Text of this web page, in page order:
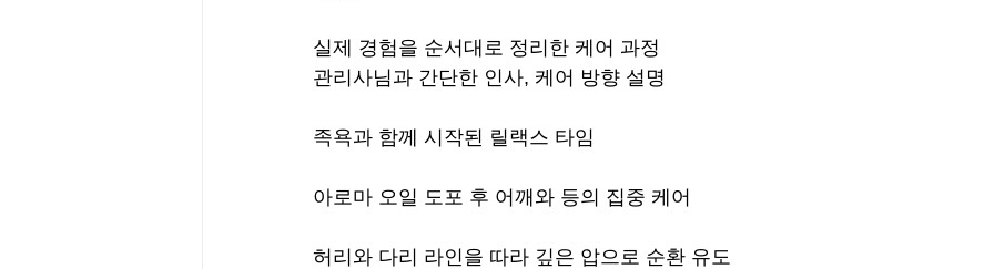
실제 경험을 순서대로 정리한 케어 과정
관리사님과 간단한 인사, 케어 방향 설명
족욕과 함께 시작된 릴랙스 타임
아로마 오일 도포 후 어깨와 등의 집중 케어
허리와 다리 라인을 따라 깊은 압으로 순환 유도